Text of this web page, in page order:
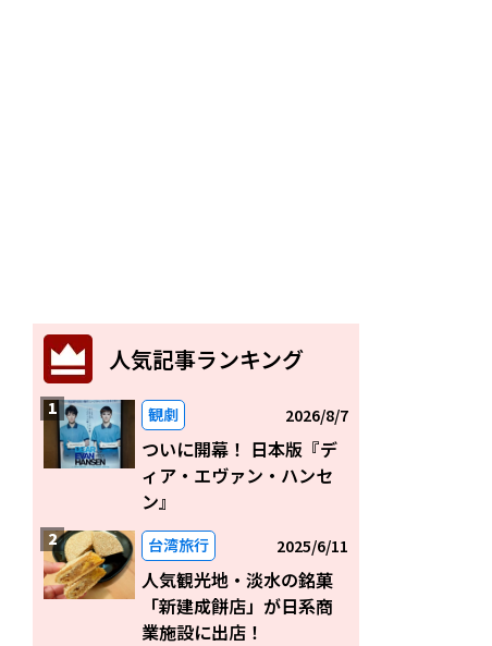
人気記事ランキング
観劇 2026/8/7
ついに開幕！ 日本版『デ
ィア・エヴァン・ハンセ
ン』
台湾旅行 2025/6/11
人気観光地・淡水の銘菓
「新建成餅店」が日系商
業施設に出店！